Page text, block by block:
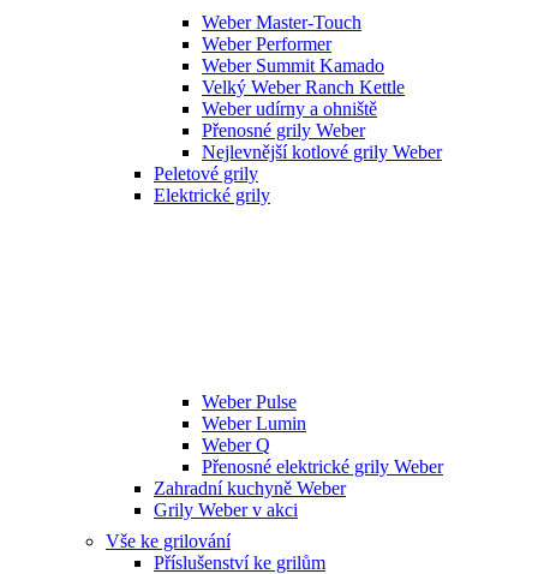
Weber Master-Touch
Weber Performer
Weber Summit Kamado
Velký Weber Ranch Kettle
Weber udírny a ohniště
Přenosné grily Weber
Nejlevnější kotlové grily Weber
Peletové grily
Elektrické grily
Weber Pulse
Weber Lumin
Weber Q
Přenosné elektrické grily Weber
Zahradní kuchyně Weber
Grily Weber v akci
Vše ke grilování
Příslušenství ke grilům